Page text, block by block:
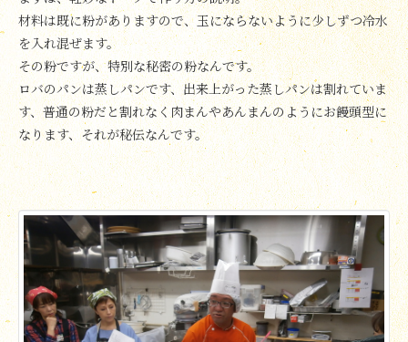
材料は既に粉がありますので、玉にならないように少しずつ冷水
を入れ混ぜます。
その粉ですが、特別な秘密の粉なんです。
ロバのパンは蒸しパンです、出来上がった蒸しパンは割れていま
す、普通の粉だと割れなく肉まんやあんまんのようにお饅頭型に
なります、それが秘伝なんです。